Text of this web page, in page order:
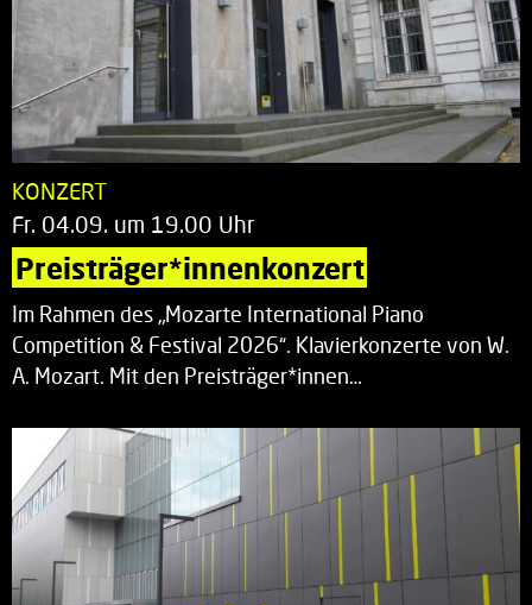
KONZERT
Fr. 04.09. um 19.00 Uhr
Preisträger*innenkonzert
Im Rahmen des „Mozarte International Piano
Competition & Festival 2026“. Klavierkonzerte von W.
A. Mozart. Mit den Preisträger*innen…